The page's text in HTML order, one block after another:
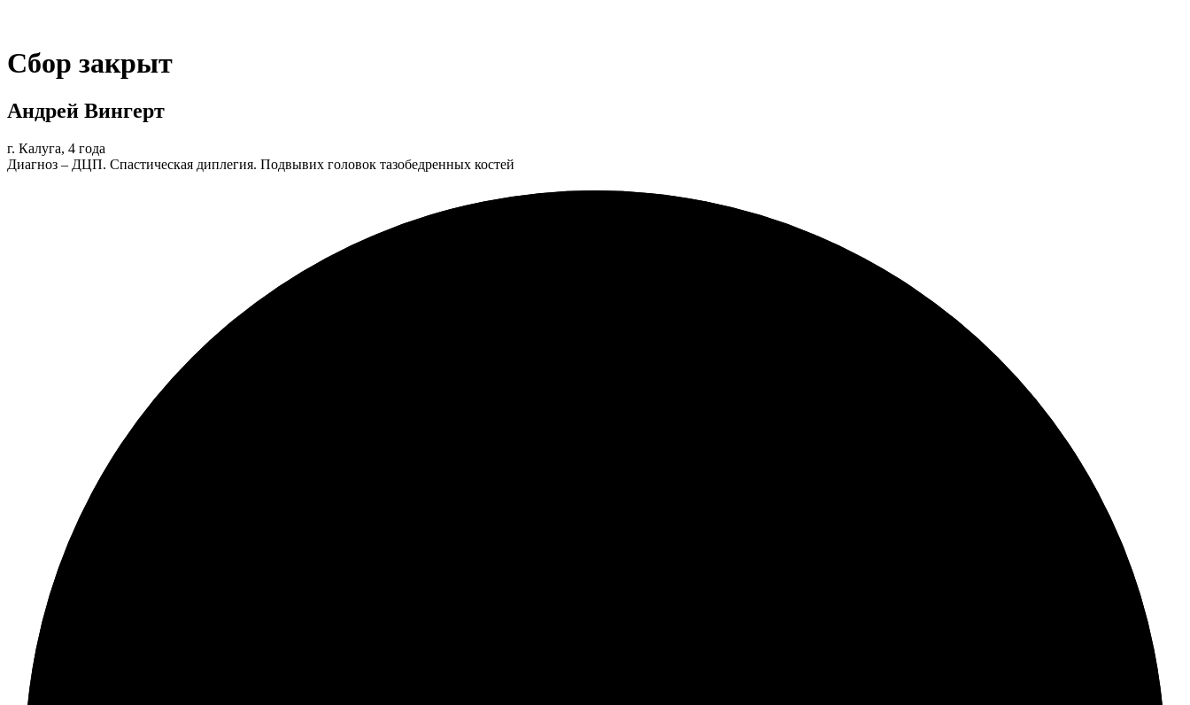
Сбор закрыт
Андрей Вингерт
г. Калуга, 4 года
Диагноз – ДЦП. Спастическая диплегия. Подвывих головок тазобедренных костей